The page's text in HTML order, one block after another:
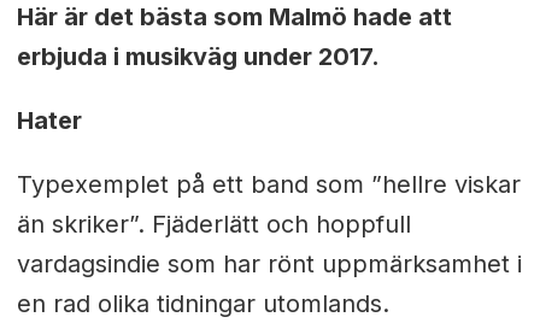
Här är det bästa som Malmö hade att
erbjuda i musikväg under 2017.
Hater
Typexemplet på ett band som ”hellre viskar
än skriker”. Fjäderlätt och hoppfull
vardagsindie som har rönt uppmärksamhet i
en rad olika tidningar utomlands.